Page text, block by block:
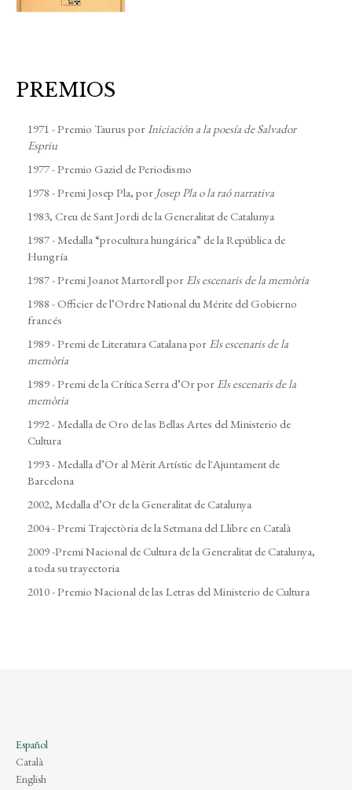
PREMIOS
1971 - Premio Taurus porIniciación a la poesía de Salvador
Espriu
1977 - Premio Gaziel de Periodismo
1978 - Premi Josep Pla, por Josep Pla o la raó narrativa
1983, Creu de Sant Jordi de la Generalitat de Catalunya
1987 - Medalla “procultura hungárica” de la República de
Hungría
1987 - Premi Joanot Martorell por Els escenaris de la memòria
1988 - Officier de l’Ordre National du Mérite del Gobierno
francés
1989 - Premi de Literatura Catalana por Els escenaris de la
memòria
1989 - Premi de la Crítica Serra d’Or por Els escenaris de la
memòria
1992 - Medalla de Oro de las Bellas Artes del Ministerio de
Cultura
1993 - Medalla d’Or al Mèrit Artístic de l'Ajuntament de
Barcelona
2002, Medalla d’Or de la Generalitat de Catalunya
2004 - Premi Trajectòria de la Setmana del Llibre en Català
2009 -Premi Nacional de Cultura de la Generalitat de Catalunya,
a toda su trayectoria
2010 - Premio Nacional de las Letras del Ministerio de Cultura
Español
Català
English